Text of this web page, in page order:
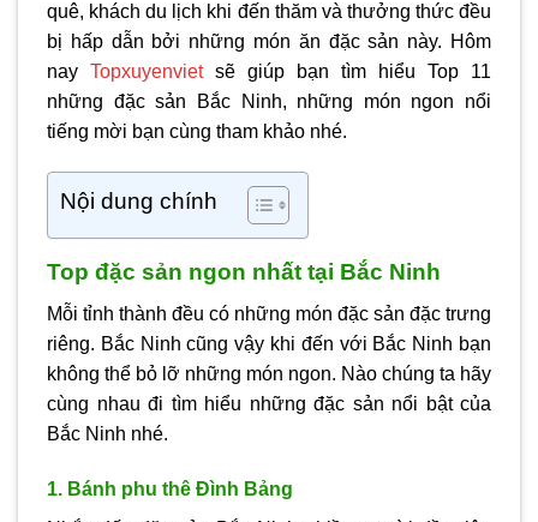
quê, khách du lịch khi đến thăm và thưởng thức đều
bị hấp dẫn bởi những món ăn đặc sản này. Hôm
nay Topxuyenvietsẽ giúp bạn tìm hiểu Top 11
những đặc sản Bắc Ninh, những món ngon nổi
tiếng mời bạn cùng tham khảo nhé.
Nội dung chính
Top đặc sản ngon nhất tại Bắc Ninh
Mỗi tỉnh thành đều có những món đặc sản đặc trưng
riêng. Bắc Ninh cũng vậy khi đến với Bắc Ninh bạn
không thể bỏ lỡ những món ngon. Nào chúng ta hãy
cùng nhau đi tìm hiểu những đặc sản nổi bật của
Bắc Ninh nhé.
1. Bánh phu thê Đình Bảng